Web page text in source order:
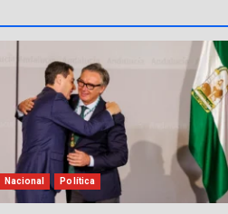
Nacional Política